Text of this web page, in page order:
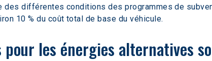
des différentes conditions des programmes de
10 % du coût total de base du véhicule.
les énergies alternatives